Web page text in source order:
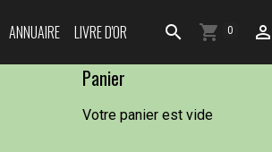
ANNUAIRE LIVRE D'OR 0
Panier
Votre panier est vide